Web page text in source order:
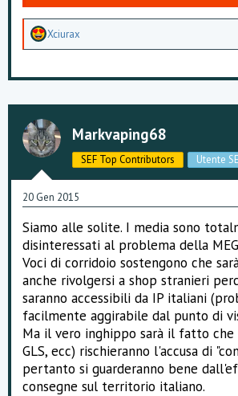
A
e
a
m
e
n
t
:
Xciurax
Markvaping68
SEF Top Contributors Utente
20 Gen 2015
Siamo alle solite. I media sono
disinteressati al problema della
Voci di corridoio sostengono che
anche rivolgersi a shop stranieri
saranno accessibili da IP italiani
facilmente aggirabile dal punto di
Ma il vero inghippo sarà il fatto che
GLS, ecc) rischieranno l'accusa di
pertanto si guarderanno bene
consegne sul territorio italiano.